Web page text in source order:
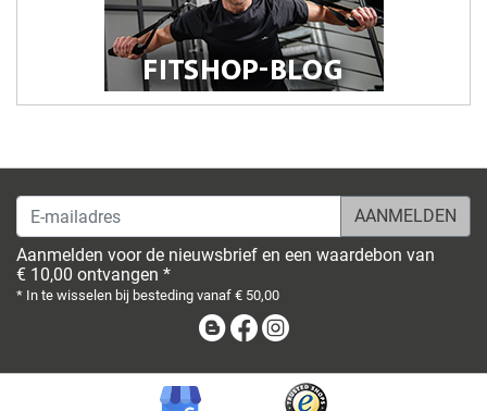
E-mailadres
Aanmelden voor de nieuwsbrief en een waardebon van
€ 10,00 ontvangen *
* In te wisselen bij besteding vanaf € 50,00
BlogFacebook